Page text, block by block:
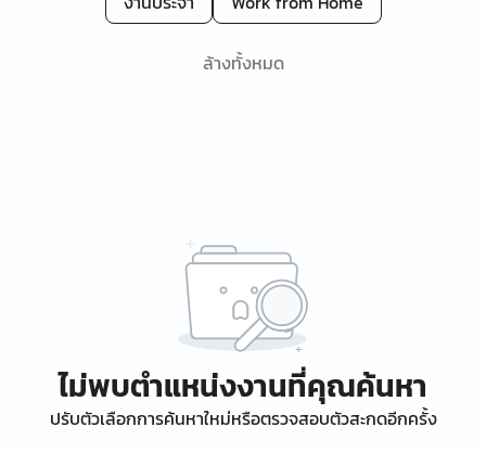
ล้างทั้งหมด
ไม่พบตำแหน่งงานที่คุณค้นหา
ปรับตัวเลือกการค้นหาใหม่หรือตรวจสอบตัวสะกดอีกครั้ง